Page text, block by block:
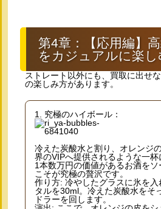
第4章：【応用編】
をカジュアルに楽し
ストレート以外にも、買取に出せ
の楽しみ方があります。
1. 究極のハイボール：
冷えた炭酸水と割り、オレンジ
界のVIPへ提供されるような一杯
1本数万円の価値があるお酒を
こそが究極の贅沢です。
作り方: 冷やしたグラスに氷を
タルを30ml。冷えた炭酸水をそ
ドラーを回します。